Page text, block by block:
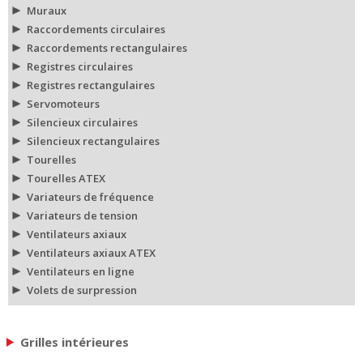
Muraux
Raccordements circulaires
Raccordements rectangulaires
Registres circulaires
Registres rectangulaires
Servomoteurs
Silencieux circulaires
Silencieux rectangulaires
Tourelles
Tourelles ATEX
Variateurs de fréquence
Variateurs de tension
Ventilateurs axiaux
Ventilateurs axiaux ATEX
Ventilateurs en ligne
Volets de surpression
Grilles intérieures